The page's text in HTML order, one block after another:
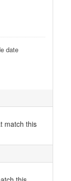
date
match this